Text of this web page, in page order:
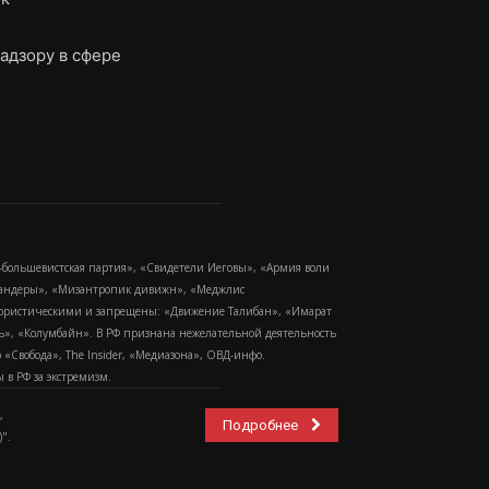
в сфере
партия», «Свидетели Иеговы», «Армия воли
«Мизантропик дивижн», «Меджлис
и запрещены: «Движение Талибан», «Имарат
«Колумбайн». В РФ признана нежелательной деятельность
The Insider, «Медиазона», ОВД-инфо.
РФ за экстремизм.
Подробнее